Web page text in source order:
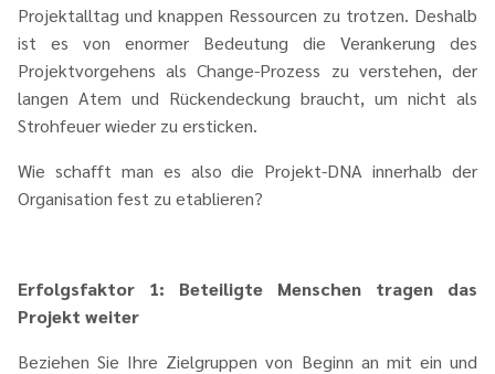
Projektalltag und knappen Ressourcen zu trotzen. Deshalb
ist es von enormer Bedeutung die Verankerung des
Projektvorgehens als Change-Prozess zu verstehen, der
langen Atem und Rückendeckung braucht, um nicht als
Strohfeuer wieder zu ersticken.
Wie schafft man es also die Projekt-DNA innerhalb der
Organisation fest zu etablieren?
Erfolgsfaktor 1: Beteiligte Menschen tragen das
Projekt weiter
Beziehen Sie Ihre Zielgruppen von Beginn an mit ein und